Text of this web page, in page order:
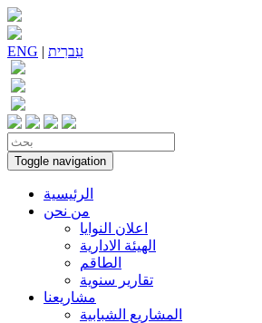
ENG | עִברִית
Toggle navigation
الرئيسية
من نحن
اعلان النوايا
الهيئة الادارية
الطاقم
تقارير سنوية
مشاريعنا
المشاريع الشبابية